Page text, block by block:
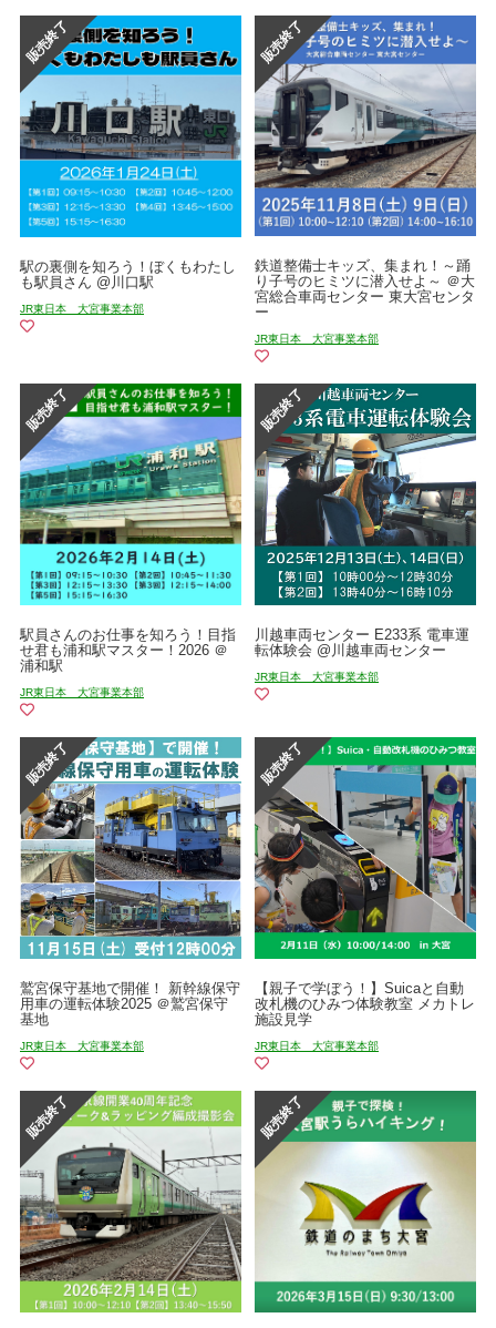
駅の裏側を知ろう！ぼくもわたし
も駅員さん @川口駅
JR東日本 大宮事業本部
鉄道整備士キッズ、集まれ！～踊
り子号のヒミツに潜入せよ～ ＠大
宮総合車両センター 東大宮センタ
ー
JR東日本 大宮事業本部
駅員さんのお仕事を知ろう！目指
せ君も浦和駅マスター！2026 ＠
浦和駅
JR東日本 大宮事業本部
川越車両センター E233系 電車運
転体験会 @川越車両センター
JR東日本 大宮事業本部
鷲宮保守基地で開催！ 新幹線保守
用車の運転体験2025 ＠鷲宮保守
基地
JR東日本 大宮事業本部
【親子で学ぼう！】Suicaと自動
改札機のひみつ体験教室 メカトレ
施設見学
JR東日本 大宮事業本部